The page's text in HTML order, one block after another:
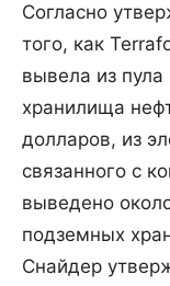
Согласно
того, как
вывела из
хранилища
долларов, из
связанного с
выведено
подземных
Снайдер